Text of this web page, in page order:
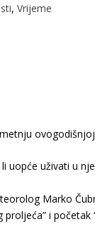
,Vrijeme
uopće uživati u
Marko
i početak